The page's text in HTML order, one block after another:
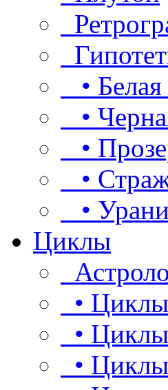
•
•
•
•
•
Циклы
•
•
•